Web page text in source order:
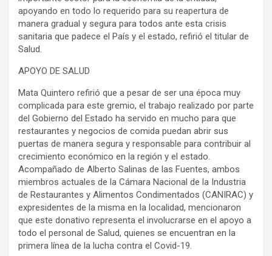
apoyando en todo lo requerido para su reapertura de
manera gradual y segura para todos ante esta crisis
sanitaria que padece el País y el estado, refirió el titular de
Salud.
APOYO DE SALUD
Mata Quintero refirió que a pesar de ser una época muy
complicada para este gremio, el trabajo realizado por parte
del Gobierno del Estado ha servido en mucho para que
restaurantes y negocios de comida puedan abrir sus
puertas de manera segura y responsable para contribuir al
crecimiento económico en la región y el estado.
Acompañado de Alberto Salinas de las Fuentes, ambos
miembros actuales de la Cámara Nacional de la Industria
de Restaurantes y Alimentos Condimentados (CANIRAC) y
expresidentes de la misma en la localidad, mencionaron
que este donativo representa el involucrarse en el apoyo a
todo el personal de Salud, quienes se encuentran en la
primera línea de la lucha contra el Covid-19.